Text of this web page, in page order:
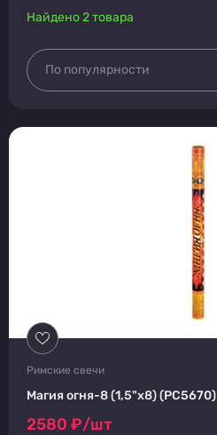
По популярности
Найдено 2 товара
Римские свечи
Магия огня-8 (1,5"х8) (PC5670)
2580 ₽/шт